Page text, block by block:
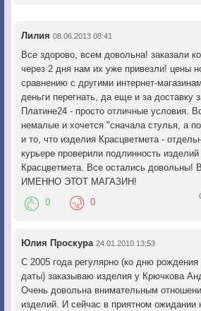
Лилия 08.06.2013 08:41
Все здорово, всем довольна! заказали
через 2 дня нам их уже привезли! цены
сравнению с другими интернет-
деньги перегнать, да еще и за доставку
Платине24 - просто отличные условия.
немалые и хочется "сначала стулья, а
и то, что изделия Красцветмета -
курьере проверили подлинность изделий
Красцветмета. Все остались
ИМЕННО ЭТОТ МАГАЗИН!
0 0
Юлия Проскура 24.01.2010 13:53
С 2005 года регулярно (ко дню
даты) заказываю изделия у Крючкова
Очень довольна внимательным
изделий. И сейчас в приятном ожидании